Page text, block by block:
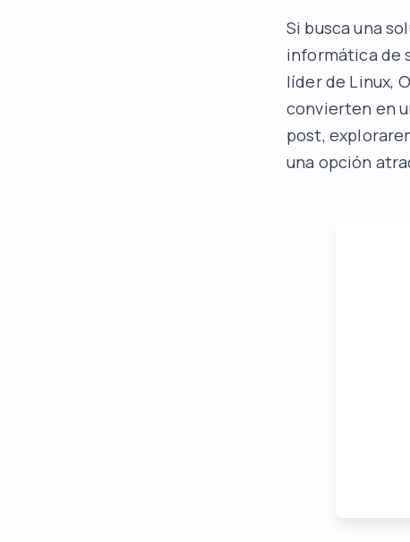
Si busca una
informática de
líder de Linux,
convierten en
post,
una opción